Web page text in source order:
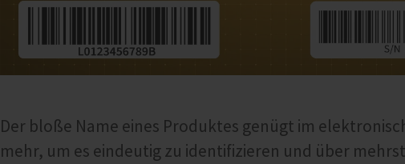
Der bloße Name eines Produktes genügt im
mehr, um es eindeutig zu identifizieren und über